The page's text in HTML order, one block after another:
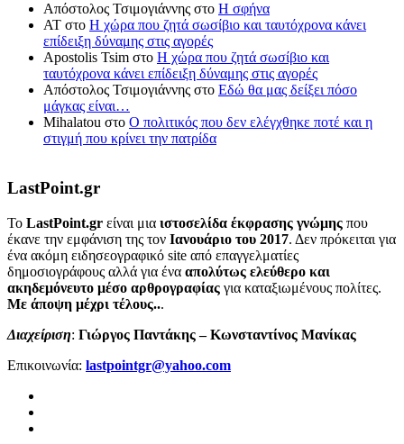
Απόστολος Τσιμογιάννης στο Η σφήνα
ΑΤ στο Η χώρα που ζητά σωσίβιο και ταυτόχρονα κάνει
επίδειξη δύναμης στις αγορές
Apostolis Tsim στο Η χώρα που ζητά σωσίβιο και
ταυτόχρονα κάνει επίδειξη δύναμης στις αγορές
Απόστολος Τσιμογιάννης στο Εδώ θα μας δείξει πόσο
μάγκας είναι…
Mihalatou στο Ο πολιτικός που δεν ελέγχθηκε ποτέ και η
στιγμή που κρίνει την πατρίδα
LastPoint.gr
To LastPoint.gr είναι μια ιστοσελίδα έκφρασης γνώμης που
έκανε την εμφάνιση της τον Ιανουάριο του 2017. Δεν πρόκειται για
ένα ακόμη ειδησεογραφικό site από επαγγελματίες
δημοσιογράφους αλλά για ένα απολύτως ελεύθερο και
ακηδεμόνευτο μέσο αρθρογραφίας για καταξιωμένους πολίτες.
Με άποψη μέχρι τέλους...
Διαχείριση: Γιώργος Παντάκης – Κωνσταντίνος Μανίκας
Επικοινωνία: lastpointgr@yahoo.com